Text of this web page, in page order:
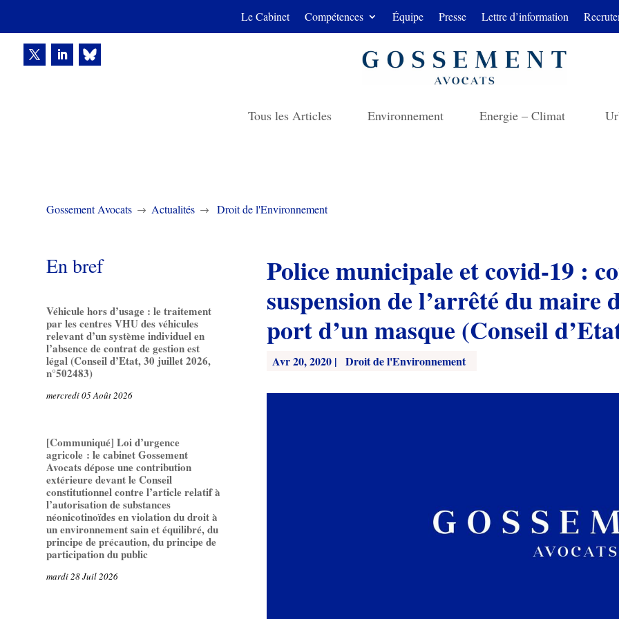
Le Cabinet Compétences Équipe Presse Lettre d’information
Tous les Articles Environnement Energie – Climat
Gossement Avocats $ Actualités $ Droit de l'Environnement
En bref
Véhicule hors d’usage : le traitement
par les centres VHU des véhicules
relevant d’un système individuel en
l’absence de contrat de gestion est
légal (Conseil d’Etat, 30 juillet 2026,
n°502483)
mercredi 05 Août 2026
[Communiqué] Loi d’urgence
agricole : le cabinet Gossement
Avocats dépose une contribution
extérieure devant le Conseil
constitutionnel contre l’article relatif à
l’autorisation de substances
néonicotinoïdes en violation du droit à
un environnement sain et équilibré, du
principe de précaution, du principe de
participation du public
mardi 28 Juil 2026
Police municipale et covid-19 :
suspension de l’arrêté du maire
port d’un masque (Conseil
Avr 20, 2020 | Droit de l'Environnement